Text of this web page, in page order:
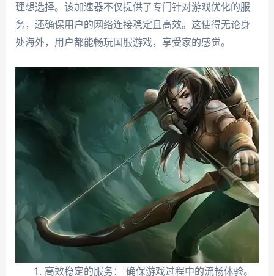
理想选择。该加速器不仅提供了专门针对游戏优化的服
务，还确保用户的网络连接稳定且高效。这使得无论身
处海外，用户都能畅玩国服游戏，享受家的感觉。
高效稳定的服务： 确保游戏过程中的流畅体验。